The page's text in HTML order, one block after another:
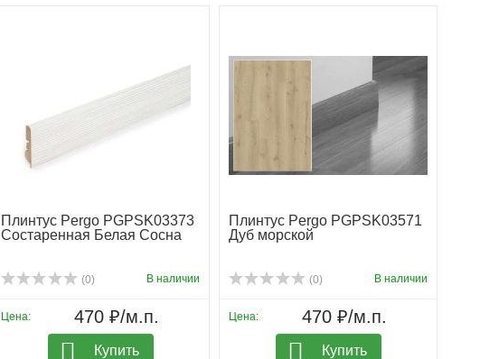
Плинтус Pergo PGPSK03373
Состаренная Белая Сосна
(0) В наличии
Цена: 470 ₽/м.п.
Купить
Плинтус Pergo PGPSK03571
Дуб морской
(0) В наличии
Цена: 470 ₽/м.п.
Купить